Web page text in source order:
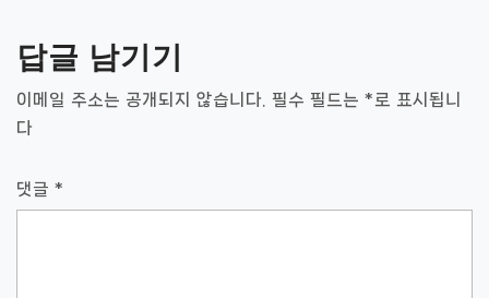
게
이
션
답글 남기기
이메일 주소는 공개되지 않습니다. 필수 필드는 * 로 표시됩니
다
댓글 *